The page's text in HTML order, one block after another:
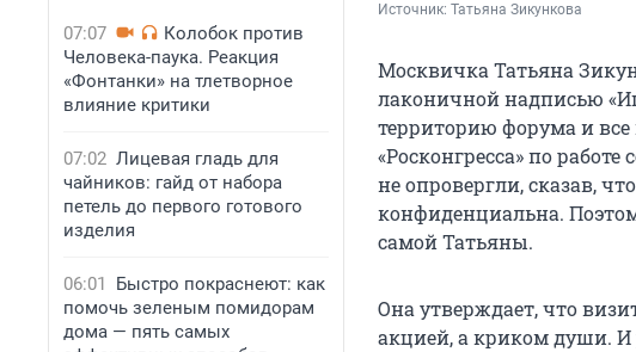
07:07
Колобок против
Человека-паука. Реакция
«Фонтанки» на тлетворное
влияние критики
07:02 Лицевая гладь для
чайников: гайд от набора
петель до первого готового
изделия
06:01
Быстро покраснеют: как
помочь зеленым помидорам
дома — пять самых
Источник: Татьяна Зикункова
Москвичка Татьяна
лаконичной надписью
территорию форума и все
«Росконгресса» по
не опровергли, сказав,
конфиденциальна.
самой Татьяны.
Она утверждает, что
акцией, а криком души. И